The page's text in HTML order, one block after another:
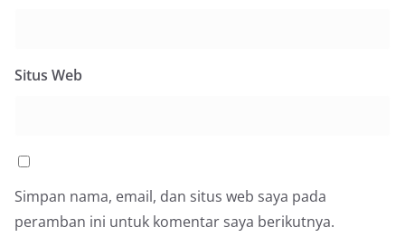
Situs Web
Simpan nama, email, dan situs web saya pada
peramban ini untuk komentar saya berikutnya.